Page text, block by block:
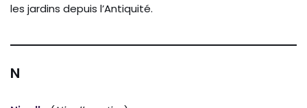
les jardins depuis l’Antiquité.
N